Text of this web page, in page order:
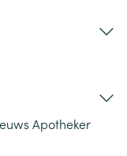
Apotheker